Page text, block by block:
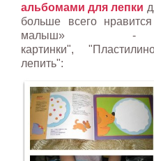
альбомами для лепки
больше всего
малыш» -
картинки",
лепить":